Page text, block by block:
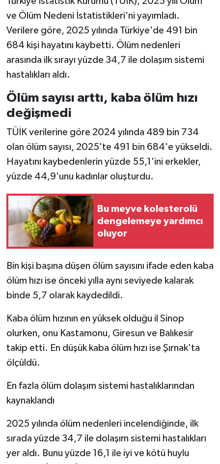
ve Ölüm Nedeni İstatistikleri'ni yayımladı.
Verilere göre, 2025 yılında Türkiye'de 491 bin
684 kişi hayatını kaybetti. Ölüm nedenleri
arasında ilk sırayı yüzde 34,7 ile dolaşım sistemi
hastalıkları aldı.
Ölüm sayısı arttı, kaba ölüm hızı
değişmedi
TÜİK verilerine göre 2024 yılında 489 bin 734
olan ölüm sayısı, 2025'te 491 bin 684'e yükseldi.
Hayatını kaybedenlerin yüzde 55,1'ini erkekler,
yüzde 44,9'unu kadınlar oluşturdu.
Bu meyve kolesterolü
dengelemeye yardımcı
oluyor
Bin kişi başına düşen ölüm sayısını ifade eden kaba
ölüm hızı ise önceki yılla aynı seviyede kalarak
binde 5,7 olarak kaydedildi.
Kaba ölüm hızının en yüksek olduğu il Sinop
olurken, onu Kastamonu, Giresun ve Balıkesir
takip etti. En düşük kaba ölüm hızı ise Şırnak'ta
ölçüldü.
En fazla ölüm dolaşım sistemi hastalıklarından
kaynaklandı
2025 yılında ölüm nedenleri incelendiğinde, ilk
sırada yüzde 34,7 ile dolaşım sistemi hastalıkları
yer aldı. Bunu yüzde 16,1 ile iyi ve kötü huylu
Köşe Yazıları
Kültür Sanat
Kütahya
Otomobil
Pazarlar
Politika
Resmi İlan
Rüya Tabirleri
Şaphane
Simav
Siyaset
Tavşanlı
Teknoloji
Türkiye